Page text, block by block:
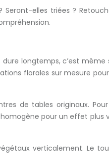
elles triées ?
longtemps, c’est même
florales sur mesure
de tables originaux.
pour un effet plus
verticalement. Le